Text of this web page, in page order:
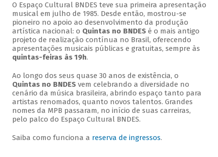
O Espaço Cultural BNDES teve sua primeira apresentação
musical em julho de 1985. Desde então, mostrou-se
pioneiro no apoio ao desenvolvimento da produção
artística nacional: o Quintas no BNDESé o mais antigo
projeto de realização contínua no Brasil, oferecendo
apresentações musicais públicas e gratuitas, sempre às
quintas-feiras às 19h.
Ao longo dos seus quase 30 anos de existência, o
Quintas no BNDESvem celebrando a diversidade no
cenário da música brasileira, abrindo espaço tanto para
artistas renomados, quanto novos talentos. Grandes
nomes da MPB passaram, no início de suas carreiras,
pelo palco do Espaço Cultural BNDES.
Saiba como funciona a reserva de ingressos.